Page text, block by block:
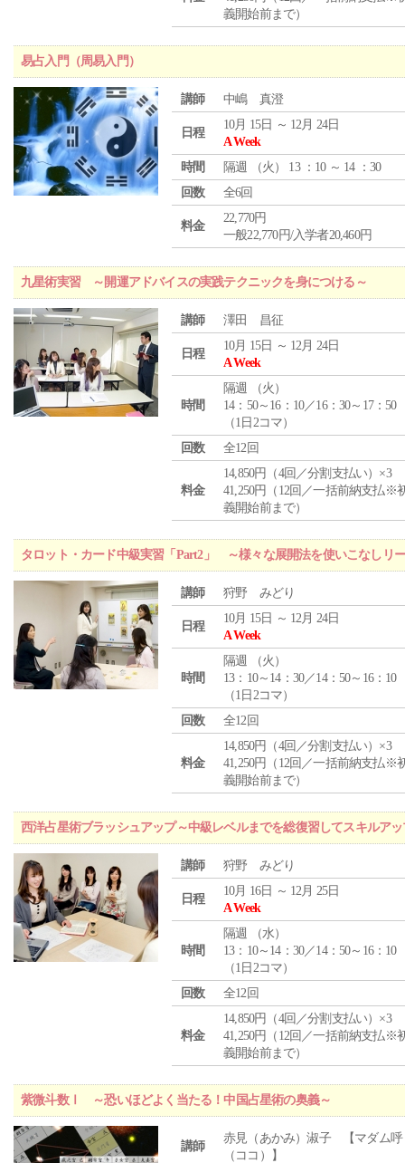
義開始前まで）
易占入門（周易入門）
講師 中嶋 真澄
日程
10月 15日 ～ 12月 24日
A Week
時間
隔週 （火 ） 13 ：10 ～ 14 ：30
回数
全6回
料金
22,770円
一般22,770円/入学者20,460円
九星術実習 ～開運アドバイスの実践テクニックを身につける～
講師 澤田 昌征
日程
10月 15日 ～ 12月 24日
A Week
時間
隔週 （火 ）
14：50～16：10／16：30～17：50
（1日2コマ）
回数
全12回
料金
14,850円（4回／分割支払い）×3
41,250円（12回／一括前納支払※
義開始前まで）
タロット・カード中級実習「Part2」 ～様々な展開法を使いこなしリ
講師 狩野 みどり
日程
10月 15日 ～ 12月 24日
A Week
時間
隔週 （火 ）
13：10～14：30／14：50～16：10
（1日2コマ）
回数
全12回
料金
14,850円（4回／分割支払い）×3
41,250円（12回／一括前納支払※
義開始前まで）
西洋占星術ブラッシュアップ～中級レベルまでを総復習してスキルア
講師 狩野 みどり
日程
10月 16日 ～ 12月 25日
A Week
時間
隔週 （水）
13：10～14：30／14：50～16：10
（1日2コマ）
回数
全12回
料金
14,850円（4回／分割支払い）×3
41,250円（12回／一括前納支払※
義開始前まで）
紫微斗数Ⅰ ～恐いほどよく当たる！中国占星術の奥義～
講師
赤見（あかみ）淑子 【マダム呼
（ココ）】